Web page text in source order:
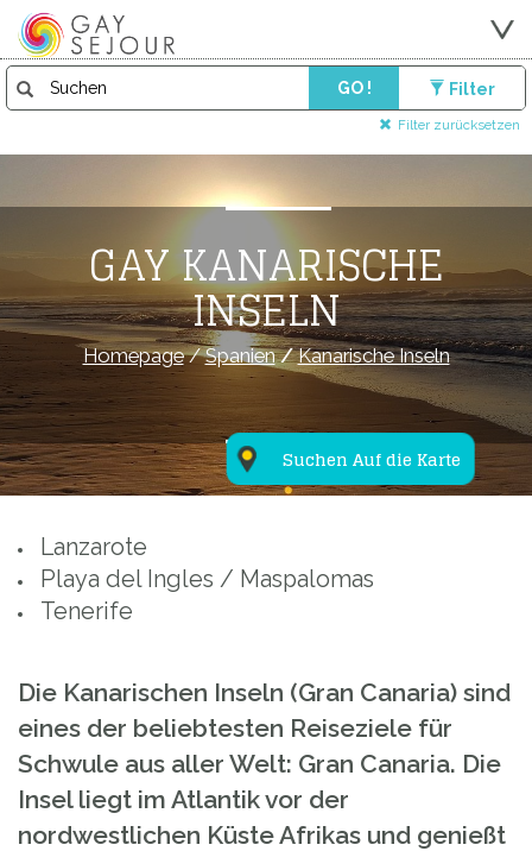
GO ! Filter
Filter zurücksetzen
Suchen Auf die Karte
GAY KANARISCHE
INSELN
Homepage/Spanien/Kanarische Inseln
Lanzarote
Playa del Ingles / Maspalomas
Tenerife
Die Kanarischen Inseln (Gran Canaria) sind
eines der beliebtesten Reiseziele für
Schwule aus aller Welt: Gran Canaria. Die
Insel liegt im Atlantik vor der
nordwestlichen Küste Afrikas und genießt